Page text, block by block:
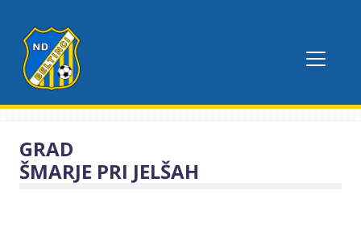
GRAD
ŠMARJE PRI JELŠAH